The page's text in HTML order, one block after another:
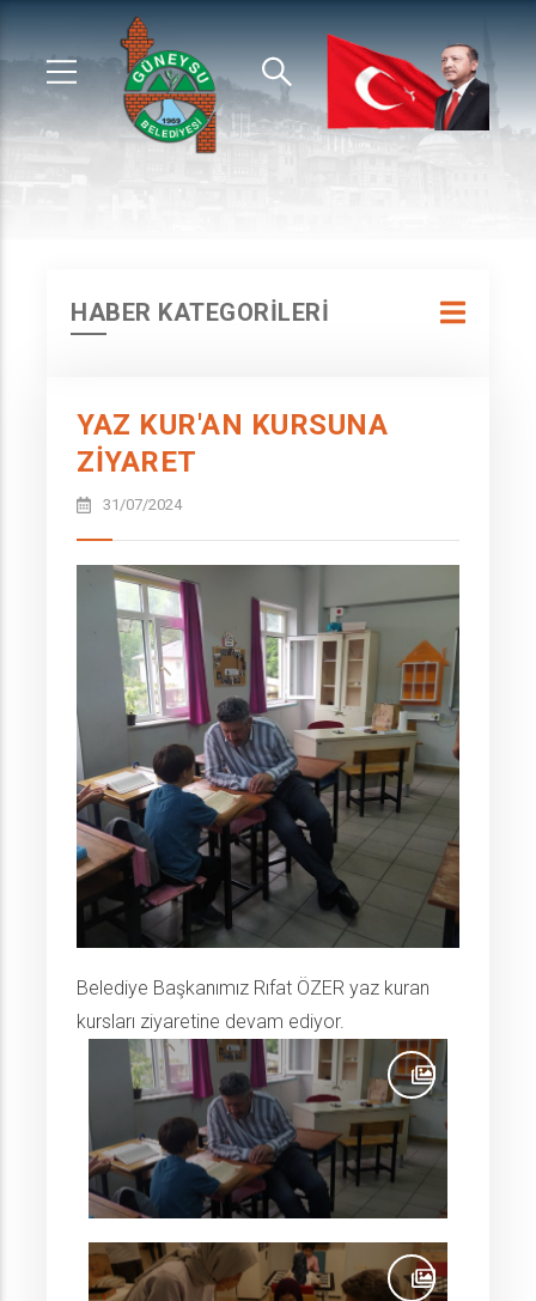
HABER KATEGORİLERİ
YAZ KUR'AN KURSUNA
ZİYARET
31/07/2024
Belediye Başkanımız Rıfat ÖZER yaz kuran
kursları ziyaretine devam ediyor.